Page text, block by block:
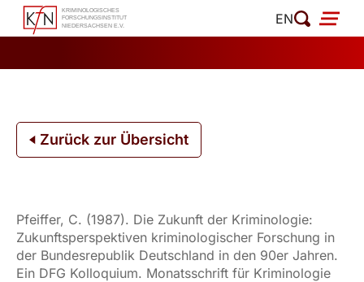
Zum
Inhalt
EN
Zurück zur Übersicht
Pfeiffer, C. (1987). Die Zukunft der Kriminologie:
Zukunftsperspektiven kriminologischer Forschung in
der Bundesrepublik Deutschland in den 90er Jahren.
Ein DFG Kolloquium. Monatsschrift für Kriminologie